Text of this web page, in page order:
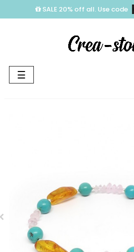
SALE 20% off all. Use code
Toggle
navigation
☰